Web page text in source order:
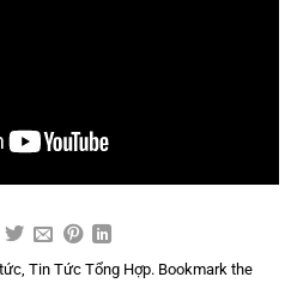
, Tin Tức Tổng Hợp. Bookmark the